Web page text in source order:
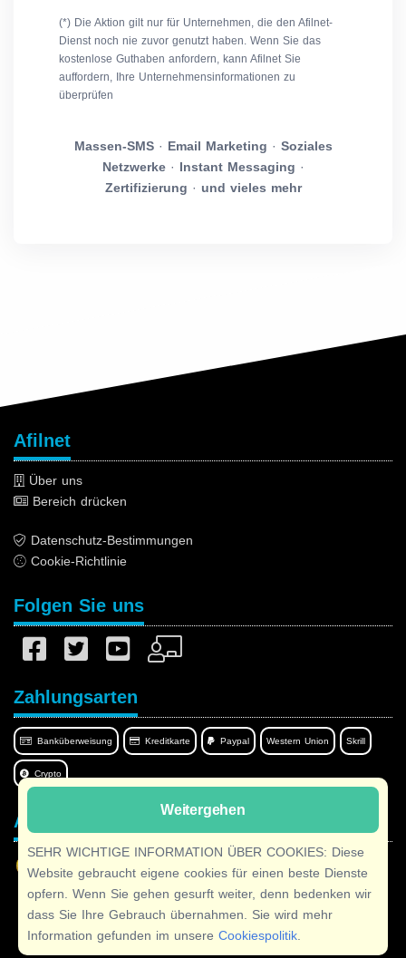
(*) Die Aktion gilt nur für Unternehmen, die den Afilnet-
Dienst noch nie zuvor genutzt haben. Wenn Sie das
kostenlose Guthaben anfordern, kann Afilnet Sie
auffordern, Ihre Unternehmensinformationen zu
überprüfen
Massen-SMS· Email Marketing · Soziales
Netzwerke· Instant Messaging ·
Zertifizierung · und vieles mehr
Weitergehen
SEHR WICHTIGE INFORMATION ÜBER COOKIES: Diese
Website gebraucht eigene cookies für einen beste Dienste
opfern. Wenn Sie gehen gesurft weiter, denn bedenken wir
dass Sie Ihre Gebrauch übernahmen. Sie wird mehr
Information gefunden im unsere Cookiespolitik
Afilnet
Über uns
Bereich drücken
Datenschutz-Bestimmungen
Cookie-Richtlinie
Folgen Sie uns
Zahlungsarten
Banküberweisung Kreditkarte Paypal Western Union Skrill
Crypto
Afilnet in Ihrer Sprache
Copyright © 2026 Afilnet· Alle Rechte vorbehalten